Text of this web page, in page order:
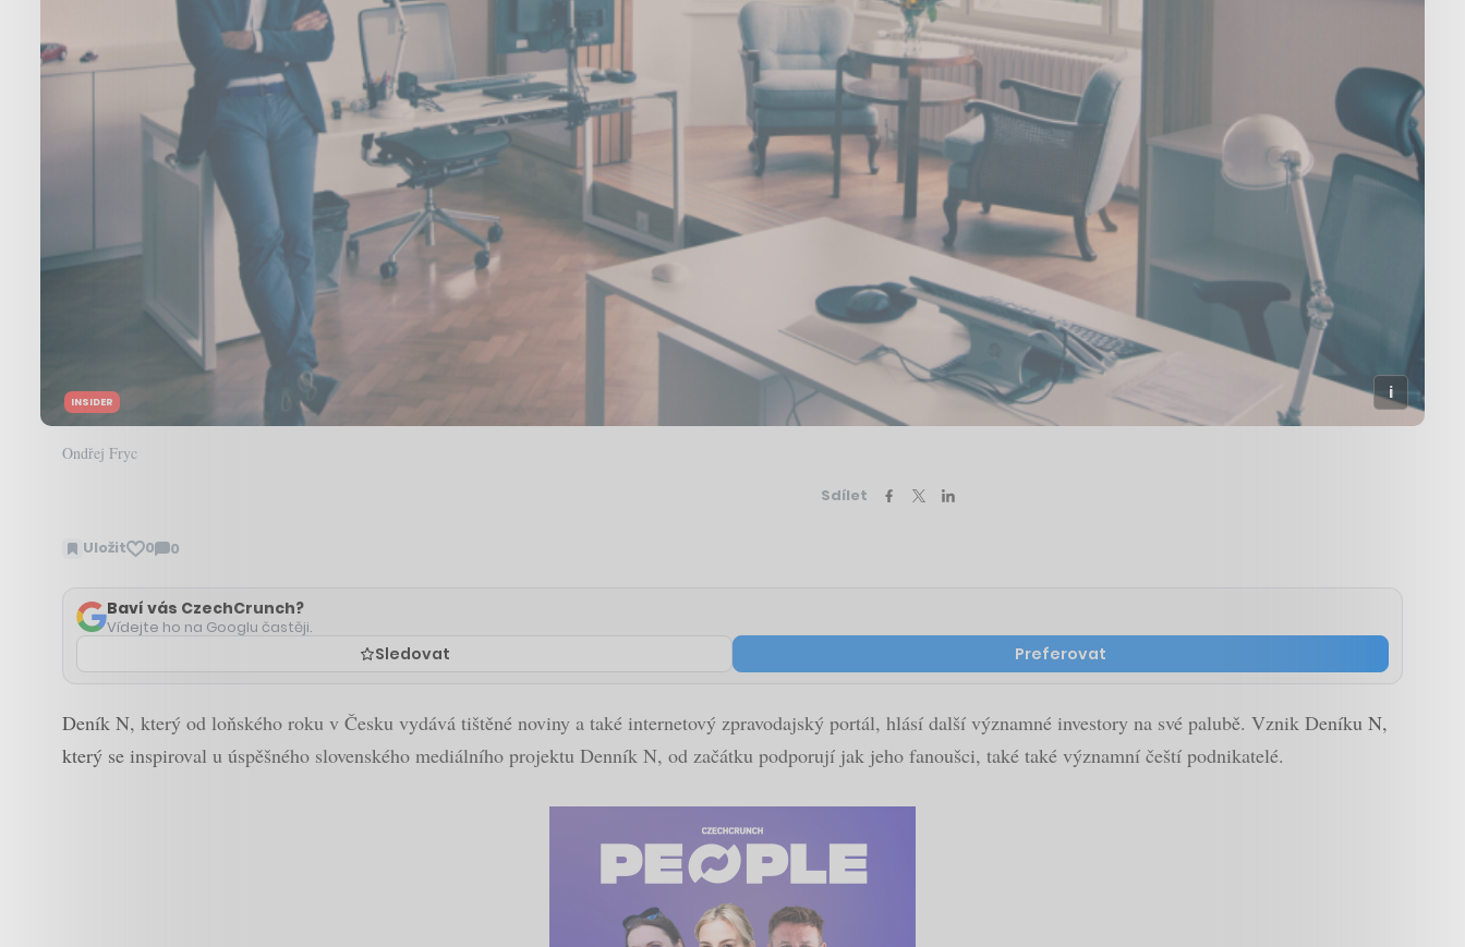
INSIDER
Ondřej Fryc
Sdílet
Uložit 0 0
Zobrazit
Baví vás CzechCrunch?
Vídejte ho na Googlu častěji.
Sledovat Preferovat
Deník N, který od loňského roku v Česku vydává tištěné noviny a také internetový zpravodajský portál, hlásí další významné investory na své palubě. Vznik Deníku N,
který se inspiroval u úspěšného slovenského mediálního projektu Denník N, od začátku podporují jak jeho fanoušci, také také významní čeští podnikatelé.